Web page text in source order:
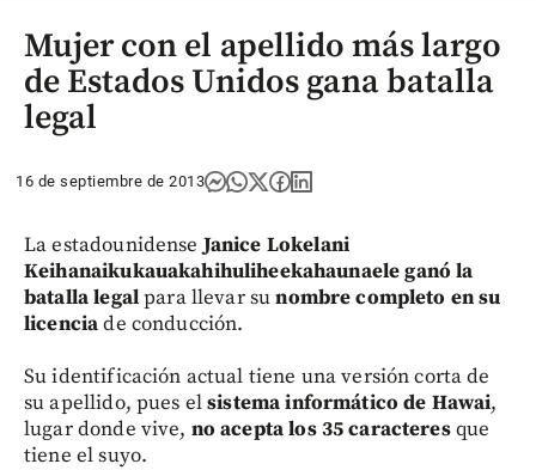
Mujer con el apellido más largo
de Estados Unidos gana batalla
legal
16 de septiembre de 2013
La estadounidenseJanice Lokelani
Keihanaikukauakahihuliheekahaunaele ganó la
batalla legalpara llevar sunombre completo en su
licenciade conducción.
Su identificación actual tiene una versión corta de
su apellido, pues elsistema informático de Hawai,
lugar donde vive, no acepta los 35 caracteresque
tiene el suyo.